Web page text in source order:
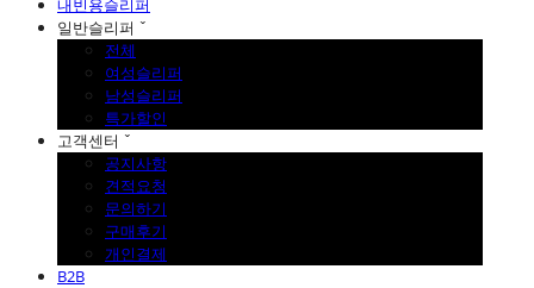
내빈용슬리퍼
일반슬리퍼 ˇ
전체
여성슬리퍼
남성슬리퍼
특가할인
고객센터 ˇ
공지사항
견적요청
문의하기
구매후기
개인결제
B2B